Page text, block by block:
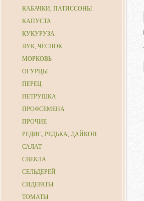
КАБАЧКИ, ПАТИССОНЫ
КАПУСТА
КУКУРУЗА
ЛУК, ЧЕСНОК
МОРКОВЬ
ОГУРЦЫ
ПЕРЕЦ
ПЕТРУШКА
ПРОФСЕМЕНА
ПРОЧИЕ
РЕДИС, РЕДЬКА, ДАЙКОН
САЛАТ
СВЕКЛА
СЕЛЬДЕРЕЙ
СИДЕРАТЫ
ТОМАТЫ